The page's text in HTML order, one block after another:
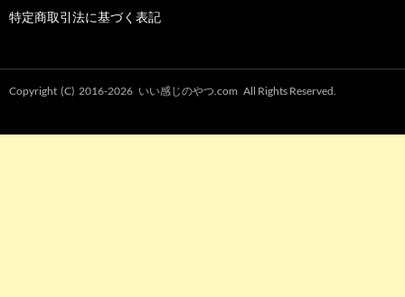
特定商取引法に基づく表記
Copyright (C) 2016-2026 いい感じのやつ.com All Rights Reserved.